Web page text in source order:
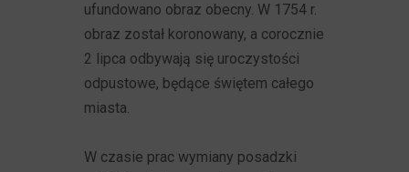
ufundowano obraz obecny. W 1754 r.
obraz został koronowany, a corocznie
2 lipca odbywają się uroczystości
odpustowe, będące świętem całego
miasta.
W czasie prac wymiany posadzki